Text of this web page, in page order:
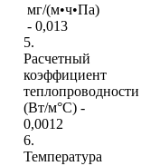
мг/(м•ч•Па)
- 0,013
5.
Расчетный
коэффициент
теплопроводности
(Вт/м°С) -
0,0012
6.
Температура